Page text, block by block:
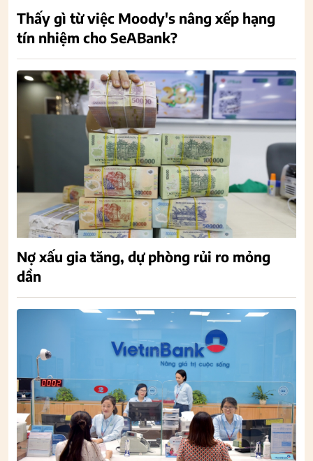
Thấy gì từ việc Moody's nâng xếp hạng
tín nhiệm cho SeABank?
Nợ xấu gia tăng, dự phòng rủi ro mỏng
dần